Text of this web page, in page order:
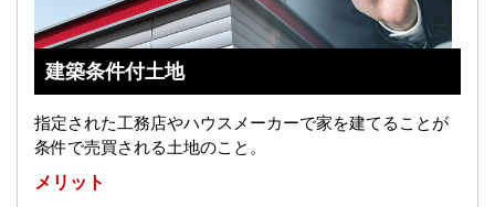
建築条件付土地
指定された工務店やハウスメーカーで家を建てることが
条件で売買される土地のこと。
メリット